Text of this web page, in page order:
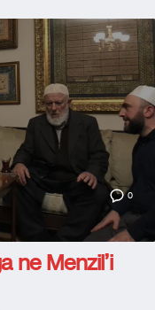
0
ne Menzil’i